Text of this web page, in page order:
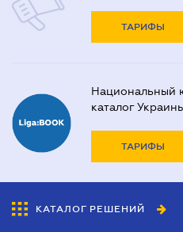
ТАРИФЫ
Национальный
каталог
ТАРИФЫ
КАТАЛОГ РЕШЕНИЙ